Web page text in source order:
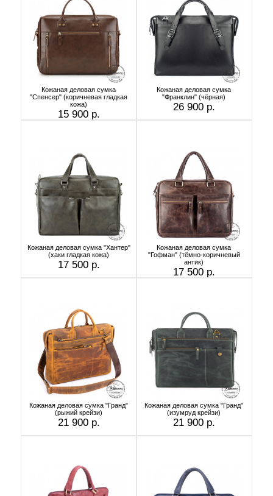
Кожаная деловая сумка
"Спенсер" (коричневая гладкая
кожа)
15 900 р.
Кожаная деловая сумка
"Франклин" (чёрная)
26 900 р.
Кожаная деловая сумка "Хантер"
(хаки гладкая кожа)
17 500 р.
Кожаная деловая сумка
"Гофман" (тёмно-коричневый
антик)
17 500 р.
Кожаная деловая сумка "Гранд"
(рыжий крейзи)
21 900 р.
Кожаная деловая сумка "Гранд"
(изумруд крейзи)
21 900 р.